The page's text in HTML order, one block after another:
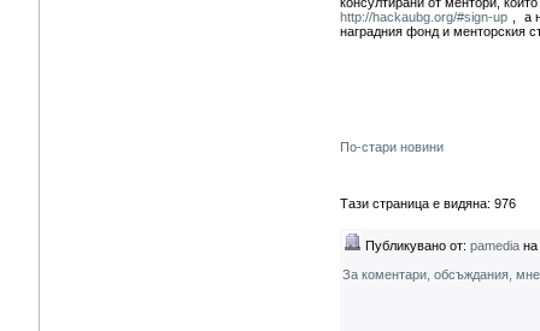
http://hackaubg.org/#sign-up , а
наградния фонд и менторския
По-стари новини
Тази страница е видяна: 976
Публикувано от: pamedia на
За коментари, обсъждания,